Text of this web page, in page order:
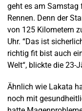
geht es am
Rennen. Denn der
von 125 Kilometern
Uhr. “Das ist
richtig fit bist auch
Welt“, blickte die 23-
Ähnlich wie Lakata
noch mit